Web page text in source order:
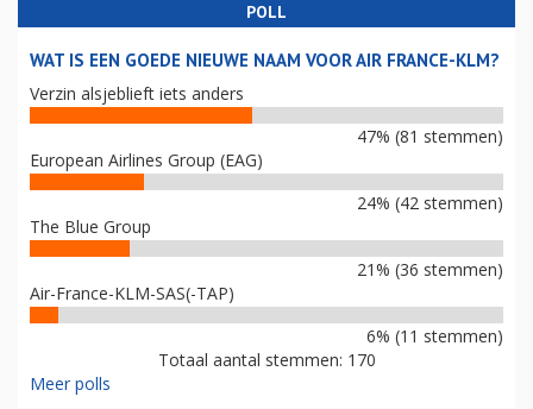
POLL
WAT IS EEN GOEDE NIEUWE NAAM VOOR AIR FRANCE-KLM?
Verzin alsjeblieft iets anders
47% (81 stemmen)
European Airlines Group (EAG)
24% (42 stemmen)
The Blue Group
21% (36 stemmen)
Air-France-KLM-SAS(-TAP)
6% (11 stemmen)
Totaal aantal stemmen: 170
Meer polls